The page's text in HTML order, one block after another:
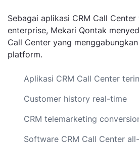
Sebagai aplikasi CRM Call
enterprise, Mekari Qontak
Call Center yang
platform.
Aplikasi CRM Call Center
Customer history real-time
CRM telemarketing
Software CRM Call Center